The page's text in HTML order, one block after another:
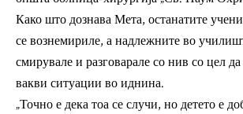
Како што дознава Мета, останатите
се вознемириле, а надлежните во
смирувале и разговарале со нив со цел
вакви ситуации во иднина.
„Точно е дека тоа се случи, но детето е